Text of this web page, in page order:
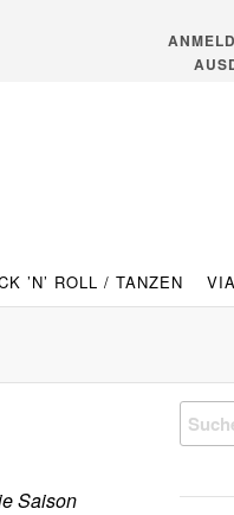
’N’ ROLL / TANZEN
Saison
Suchen
nach: